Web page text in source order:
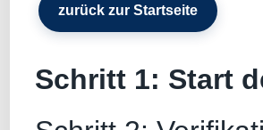
zurück zur Startseite
Schritt 1: Start